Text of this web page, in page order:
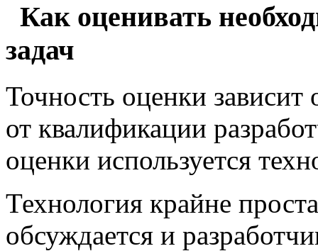
Как оценивать
задач
Точность оценки зависит
от квалификации
оценки используется
Технология крайне
обсуждается и